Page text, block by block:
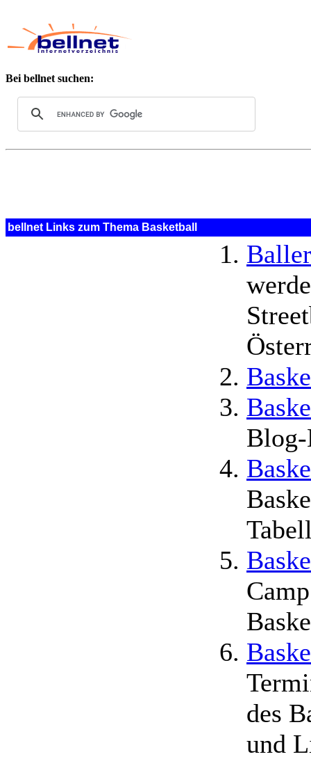
Bei bellnet suchen:
bellnet Links zum Thema Basketball
Blog-
des
und